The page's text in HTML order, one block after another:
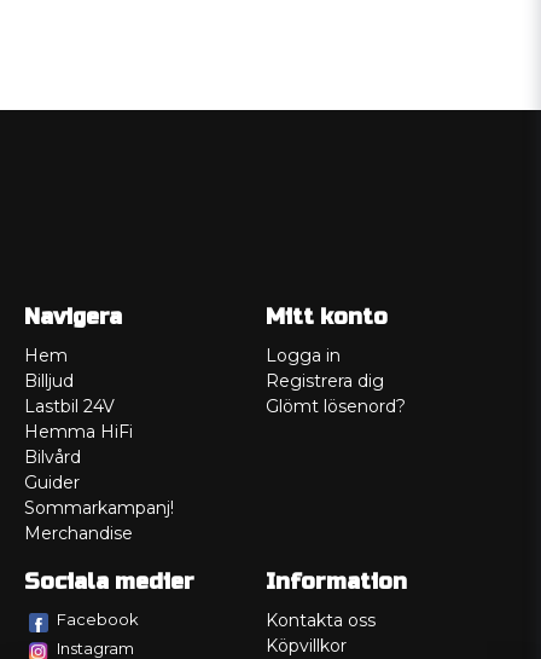
Navigera
Hem
Billjud
Lastbil 24V
Hemma HiFi
Bilvård
Guider
Sommarkampanj!
Merchandise
Mitt konto
Logga in
Registrera dig
Glömt lösenord?
Sociala medier
Facebook
Instagram
Information
Kontakta oss
Köpvillkor